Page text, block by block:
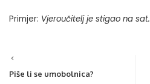
Primjer: Vjeroučitelj je stigao na sat.
Piše li se umobolnica?